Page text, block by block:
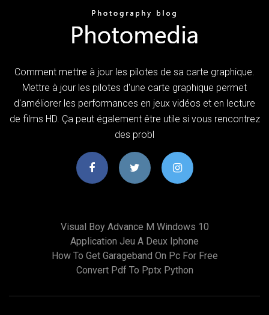
Comment mettre à jour les pilotes de sa carte graphique.
Mettre à jour les pilotes d'une carte graphique permet
d'améliorer les performances en jeux vidéos et en lecture
de films HD. Ça peut également être utile si vous rencontrez
des probl
Visual Boy Advance M Windows 10
Application Jeu A Deux Iphone
How To Get Garageband On Pc For Free
Convert Pdf To Pptx Python